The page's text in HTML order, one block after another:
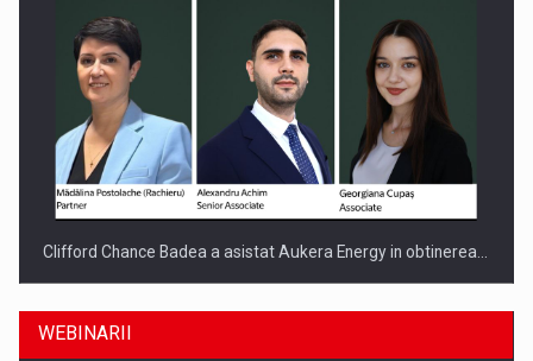
Clifford Chance Badea a asistat Aukera Energy in obtinerea…
WEBINARII